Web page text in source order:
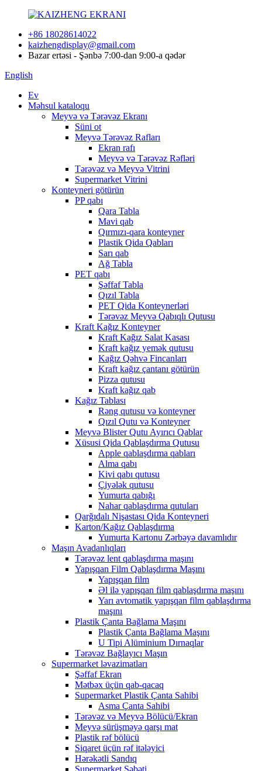
+86 18028614022
kaizhengdisplay@gmail.com
Bazar ertəsi - Şənbə 7:00-dan 9:00-a qədər
English
Ev
Məhsul kataloqu
Meyvə və Tərəvəz Ekranı
Süni ot
Meyvə Tərəvəz Rafları
Ekran rafı
Meyvə və Tərəvəz Rəfləri
Tərəvəz və Meyvə Vitrini
Supermarket Vitrini
Konteyneri götürün
PP qabı
Qara Tabla
Mavi qab
Qırmızı-qara konteyner
Plastik Qida Qabları
Sarı qab
Ağ Tabla
PET qabı
Şəffaf Tabla
Qızıl Tabla
PET Qida Konteynerləri
Tərəvəz Meyvə Qabıqlı Qutusu
Kraft Kağız Konteyner
Kraft Kağız Salat Kasası
Kraft kağız yemək qutusu
Kağız Qəhvə Fincanları
Kraft kağız çantanı götürün
Pizza qutusu
Kraft kağız qab
Kağız Tablası
Rəng qutusu və konteyner
Qızıl Qutu və Konteyner
Meyvə Blister Qutu Ayırıcı Qablar
Xüsusi Qida Qablaşdırma Qutusu
Apple qablaşdırma qabları
Alma qabı
Kivi qabı qutusu
Çiyələk qutusu
Yumurta qabığı
Nahar qablaşdırma qutuları
Qarğıdalı Nişastası Qida Konteyneri
Karton/Kağız Qablaşdırma
Yumurta Kartonu Zərbəyə davamlıdır
Maşın Avadanlıqları
Tərəvəz lent qablaşdırma maşını
Yapışqan Film Qablaşdırma Maşını
Yapışqan film
Əl ilə yapışqan film qablaşdırma maşını
Yarı avtomatik yapışqan film qablaşdırma
maşını
Plastik Çanta Bağlama Maşını
Plastik Çanta Bağlama Maşını
U Tipi Alüminium Dırnaqlar
Tərəvəz Bağlayıcı Maşın
Supermarket ləvazimatları
Şəffaf Ekran
Mətbəx üçün qab-qacaq
Supermarket Plastik Çanta Sahibi
Asma Çanta Sahibi
Tərəvəz və Meyvə Bölücü/Ekran
Meyvə sürüşməyə qarşı mat
Plastik rəf bölücü
Siqaret üçün rəf itələyici
Hərəkətli Sandıq
Supermarket Səbəti